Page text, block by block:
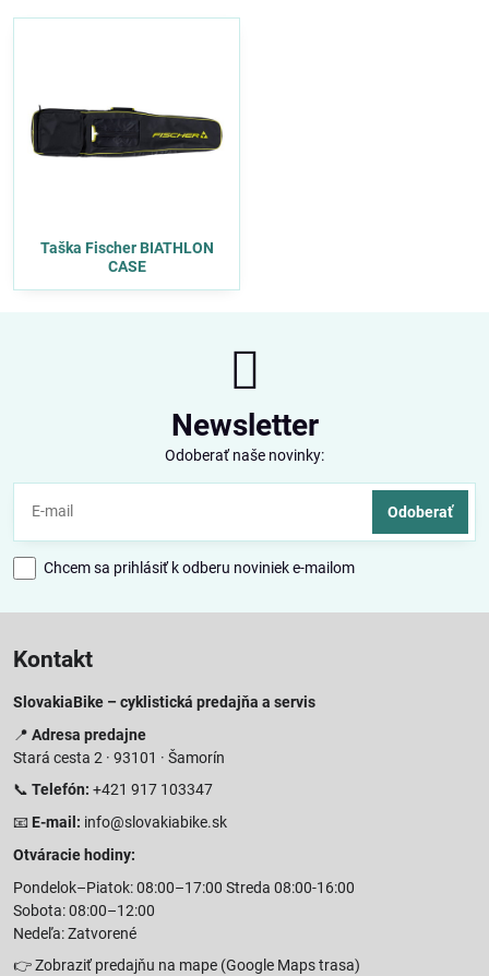
Taška Fischer BIATHLON
CASE
Newsletter
Odoberať naše novinky:
Odoberať
Chcem sa prihlásiť k odberu noviniek e-mailom
Kontakt
SlovakiaBike – cyklistická predajňa a servis
📍 Adresa predajne
Stará cesta 2 · 93101 · Šamorín
📞 Telefón: +421 917 103347
📧 E-mail: info@slovakiabike.sk
Otváracie hodiny:
Pondelok–Piatok: 08:00–17:00 Streda 08:00-16:00
Sobota: 08:00–12:00
Nedeľa: Zatvorené
👉Zobraziť predajňu na mape (Google Maps trasa)